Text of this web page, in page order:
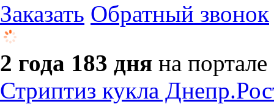
Заказать Обратный звонок
2 года 183 дня на портале
Стриптиз кукла